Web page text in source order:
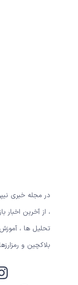
در مجله خبری
، از آخرین اخبار
تحلیل ها ،
بلاکچین و